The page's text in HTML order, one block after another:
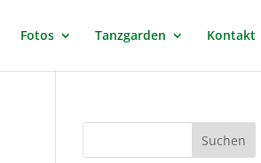
Fotos Tanzgarden Kontakt